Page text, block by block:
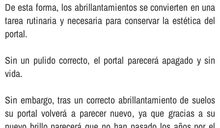
De esta forma, los abrillantamientos se convierten en una
tarea rutinaria y necesaria para conservar la estética del
portal.
Sin un pulido correcto, el portal parecerá apagado y sin
vida.
Sin embargo, tras un correcto abrillantamiento de suelos
su portal volverá a parecer nuevo, ya que gracias a su